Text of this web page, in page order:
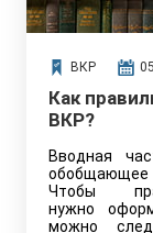
ВКР
Как
ВКР?
Вводная
обобщающее
Чтобы
нужно
можно